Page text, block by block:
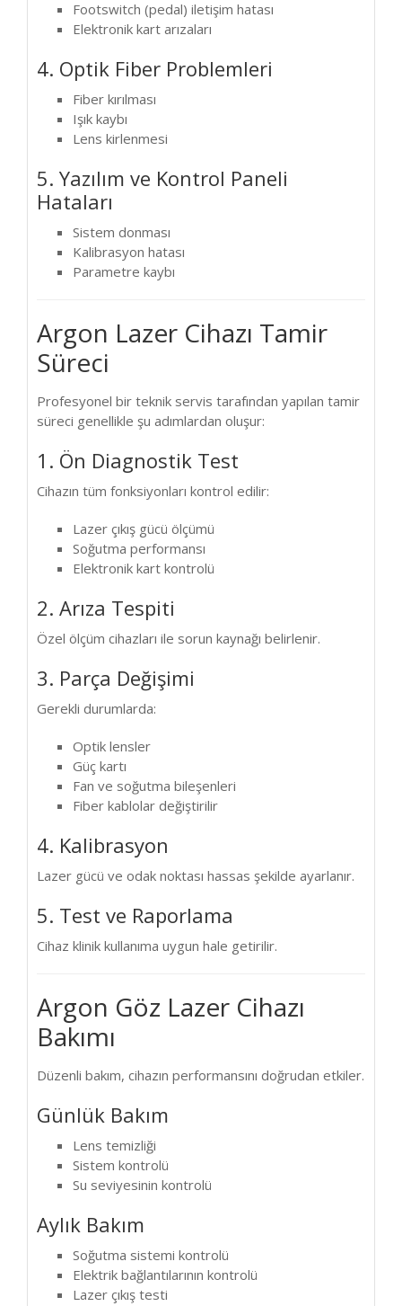
Footswitch (pedal) iletişim hatası
Elektronik kart arızaları
4. Optik Fiber Problemleri
Fiber kırılması
Işık kaybı
Lens kirlenmesi
5. Yazılım ve Kontrol Paneli
Hataları
Sistem donması
Kalibrasyon hatası
Parametre kaybı
Argon Lazer Cihazı Tamir
Süreci
Profesyonel bir teknik servis tarafından yapılan tamir
süreci genellikle şu adımlardan oluşur:
1. Ön Diagnostik Test
Cihazın tüm fonksiyonları kontrol edilir:
Lazer çıkış gücü ölçümü
Soğutma performansı
Elektronik kart kontrolü
2. Arıza Tespiti
Özel ölçüm cihazları ile sorun kaynağı belirlenir.
3. Parça Değişimi
Gerekli durumlarda:
Optik lensler
Güç kartı
Fan ve soğutma bileşenleri
Fiber kablolar değiştirilir
4. Kalibrasyon
Lazer gücü ve odak noktası hassas şekilde ayarlanır.
5. Test ve Raporlama
Cihaz klinik kullanıma uygun hale getirilir.
Argon Göz Lazer Cihazı
Bakımı
Düzenli bakım, cihazın performansını doğrudan etkiler.
Günlük Bakım
Lens temizliği
Sistem kontrolü
Su seviyesinin kontrolü
Aylık Bakım
Soğutma sistemi kontrolü
Elektrik bağlantılarının kontrolü
Lazer çıkış testi